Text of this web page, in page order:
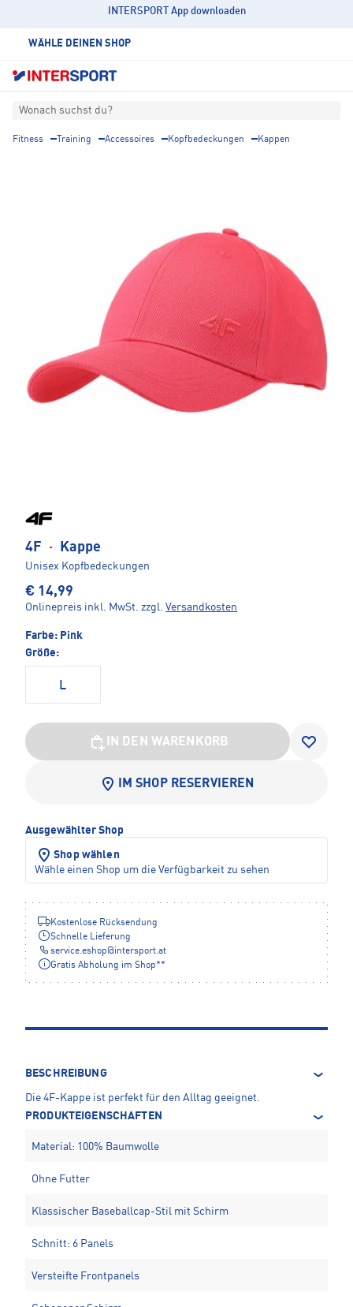
INTERSPORT App downloaden
WÄHLE DEINEN SHOP
Wonach suchst du?
Fitness Training Accessoires Kopfbedeckungen Kappen
4F · Kappe
Unisex Kopfbedeckungen
€ 14,99
Onlinepreis inkl. MwSt. zzgl. Versandkosten
Farbe: Pink
Größe:
L
IN DEN WARENKORB
IM SHOP RESERVIEREN
Ausgewählter Shop
Shop wählen
Wähle einen Shop um die Verfügbarkeit zu sehen
Kostenlose Rücksendung
Schnelle Lieferung
service.eshop@intersport.at
Gratis Abholung im Shop**
BESCHREIBUNG
Die 4F-Kappe ist perfekt für den Alltag geeignet.
PRODUKTEIGENSCHAFTEN
Material: 100% Baumwolle
Ohne Futter
Klassischer Baseballcap-Stil mit Schirm
Schnitt: 6 Panels
Versteifte Frontpanels